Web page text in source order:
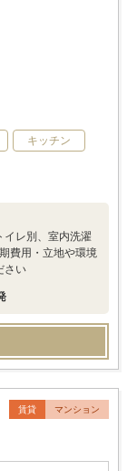
キッチン
レ別、室内洗濯
費用・立地や環境
さい
賃貸 マンション